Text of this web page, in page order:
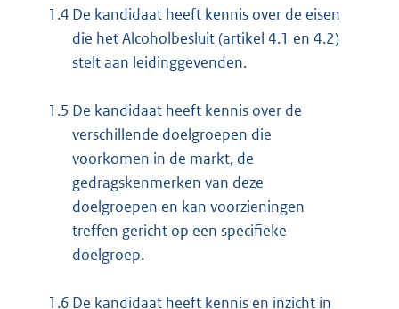
1.4 De kandidaat heeft kennis over de eisen
die het Alcoholbesluit (artikel 4.1 en 4.2)
stelt aan leidinggevenden.
1.5 De kandidaat heeft kennis over de
verschillende doelgroepen die
voorkomen in de markt, de
gedragskenmerken van deze
doelgroepen en kan voorzieningen
treffen gericht op een specifieke
doelgroep.
1.6 De kandidaat heeft kennis en inzicht in